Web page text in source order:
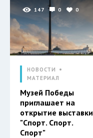
147 0 0
НОВОСТИ
МАТЕРИАЛ
Музей Победы
приглашает на
открытие выставки
"Спорт. Спорт.
Спорт"